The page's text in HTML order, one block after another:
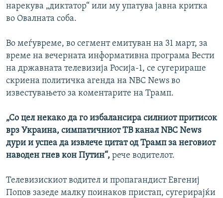
нарекува „диктатор“ или му упатува јавна критка
во Овалната соба.
Во меѓувреме, во сегмент емитуван на 31 март, за
време на вечерната информативна програма Вести
на државната телевизија Росија-1, се сугерираше
скриена политичка агенда на NBC News во
известувањето за коментарите на Трамп.
„Со цел некако да го избалансира силниот притисок
врз Украина, симпатичниот ТВ канал NBC News
дури и успеа да извлече цитат од Трамп за неговиот
наводен гнев кон Путин“, рече водителот.
Телевизискиот водител и пропагандист Евгениј
Попов зазеде малку поинаков пристап, сугерирајќи